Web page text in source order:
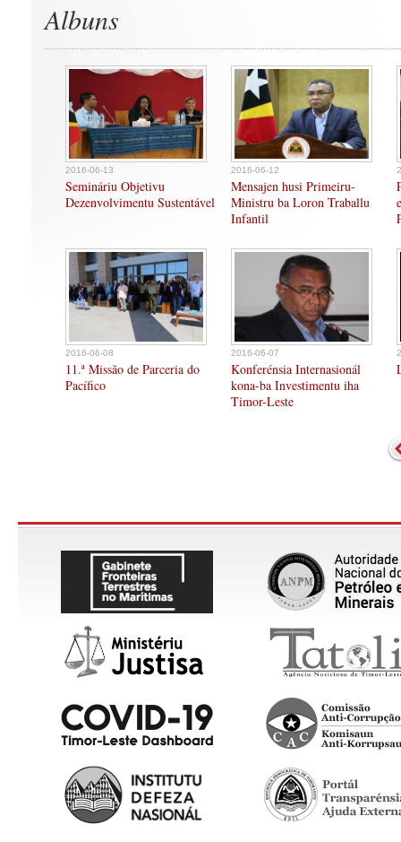
Albuns
2016-06-13
Semináriu Objetivu
Dezenvolvimentu Sustentável
2016-06-12
Mensajen husi Primeiru-
Ministru ba Loron Traballu
Infantil
2016-06-08
11.ª Missão de Parceria do
Pacífico
2016-06-07
Konferénsia Internasionál
kona-ba Investimentu iha
Timor-Leste